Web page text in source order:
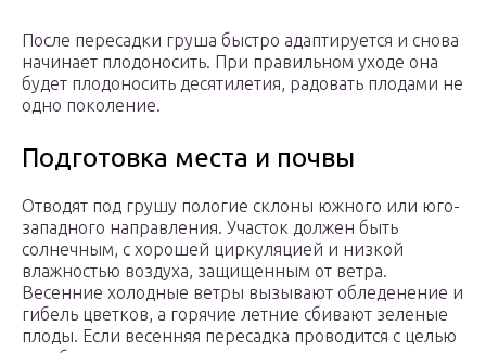
После пересадки груша быстро адаптируется и снова
начинает плодоносить. При правильном уходе она
будет плодоносить десятилетия, радовать плодами не
одно поколение.
Подготовка места и почвы
Отводят под грушу пологие склоны южного или юго-
западного направления. Участок должен быть
солнечным, с хорошей циркуляцией и низкой
влажностью воздуха, защищенным от ветра.
Весенние холодные ветры вызывают обледенение и
гибель цветков, а горячие летние сбивают зеленые
плоды. Если весенняя пересадка проводится с целью